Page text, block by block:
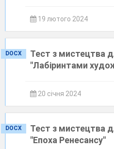
19 лютого 2024
DOCX
Тест з мистецтва
"Лабіринтами
20 січня 2024
DOCX
Тест з мистецтва
"Епоха Ренесансу"